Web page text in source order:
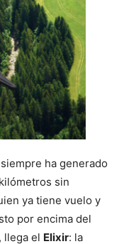
ha generado
sin
ya tiene vuelo y
por encima del
llega el Elixir: la